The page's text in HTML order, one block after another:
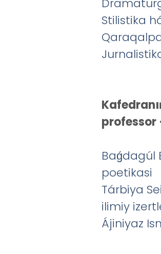
Stilistika
professor
Baǵdagúl
poetikasi
Tárbiya
ilimiy
Ájiniyaz